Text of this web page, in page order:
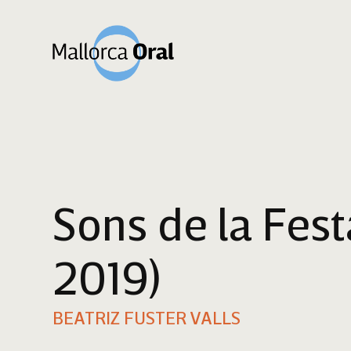
Sons de la
2019)
BEATRIZ FUSTER VALLS